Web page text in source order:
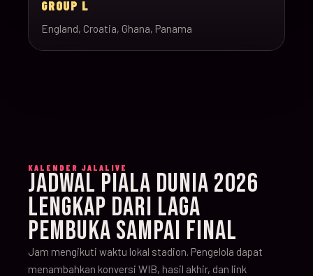
GROUP L
England, Croatia, Ghana, Panama
KALENDER JALALIVE
JADWAL PIALA DUNIA 2026
LENGKAP DARI LAGA
PEMBUKA SAMPAI FINAL
Jam mengikuti waktu lokal stadion. Pengelola dapat
menambahkan konversi WIB, hasil akhir, dan link